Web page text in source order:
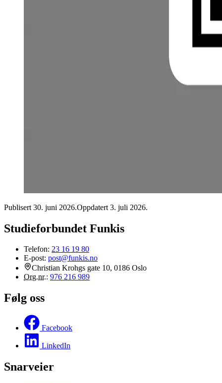
Publisert 30. juni 2026.Oppdatert 3. juli 2026.
Studieforbundet Funkis
Telefon: 23 16 19 80
E-post: post@funkis.no
Christian Krohgs gate 10, 0186 Oslo
Org.nr.: 976 216 989
Følg oss
Facebook
LinkedIn
Snarveier